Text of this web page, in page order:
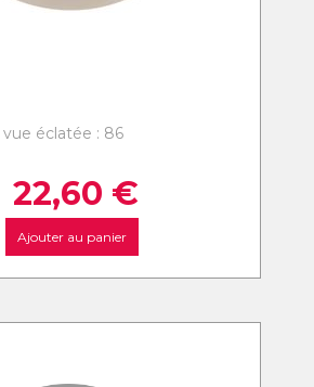
vue éclatée : 86
22,60 €
Ajouter au panier